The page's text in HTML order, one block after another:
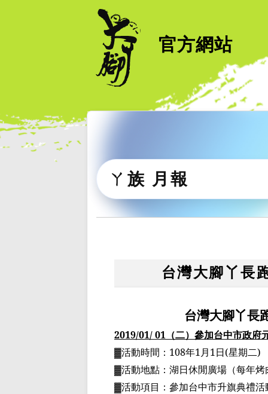
官方網站
ㄚ族 月報
台灣大腳丫長
台灣大腳丫長
2019/01/ 01 （二）參加台中市政
▓活動時間： 108年1月1日(星期二)
▓活動地點：湖日休閒廣場（每年烤
▓活動項目：參加台中市升旗典禮活